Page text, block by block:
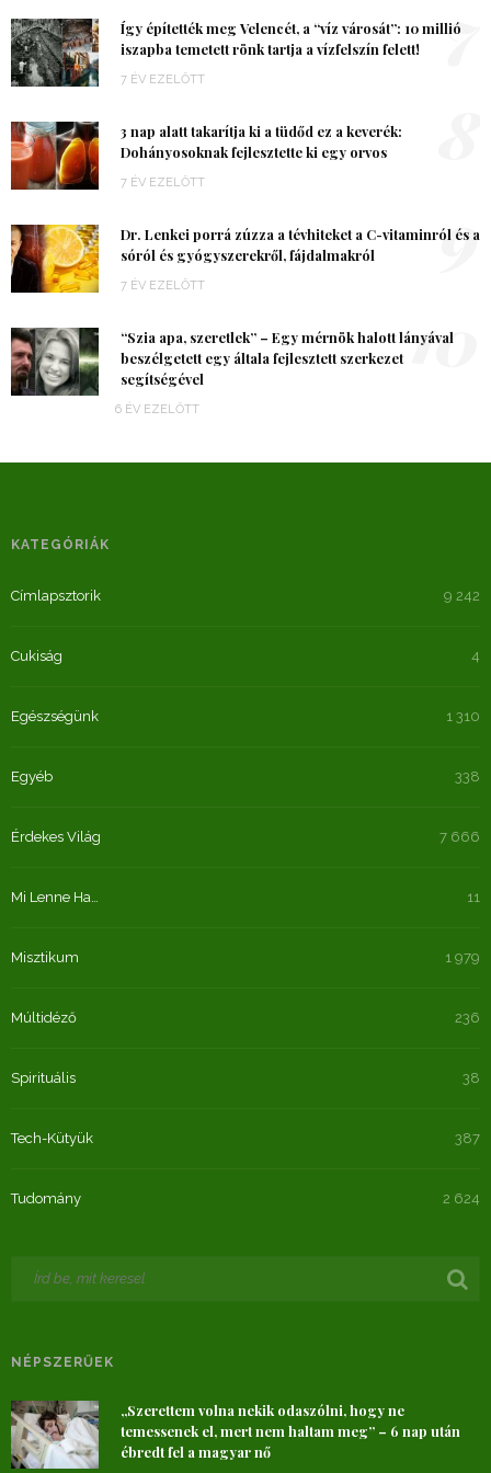
Így építették meg Velencét, a “víz városát”: 10 millió
iszapba temetett rönk tartja a vízfelszín felett!
7 ÉV EZELŐTT
7
3 nap alatt takarítja ki a tüdőd ez a keverék:
Dohányosoknak fejlesztette ki egy orvos
7 ÉV EZELŐTT
Dr. Lenkei porrá zúzza a tévhiteket a C-vitaminról és a
sóról és gyógyszerekről, fájdalmakról
7 ÉV EZELŐTT
9
“Szia apa, szeretlek” – Egy mérnök halott lányával
beszélgetett egy általa fejlesztett szerkezet
segítségével
6 ÉV EZELŐTT
10
KATEGÓRIÁK
Címlapsztorik 9 242
Cukiság 4
Egészségünk 1 310
Egyéb 338
Érdekes Világ 7 666
Mi Lenne Ha… 11
Misztikum 1 979
Múltidéző 236
Spirituális 38
Tech-Kütyük 387
Tudomány 2 624
NÉPSZERŰEK
„Szerettem volna nekik odaszólni, hogy ne
temessenek el, mert nem haltam meg” – 6 nap után
ébredt fel a magyar nő